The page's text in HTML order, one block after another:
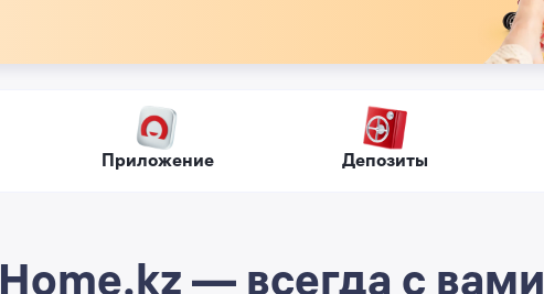
Приложение Депозиты